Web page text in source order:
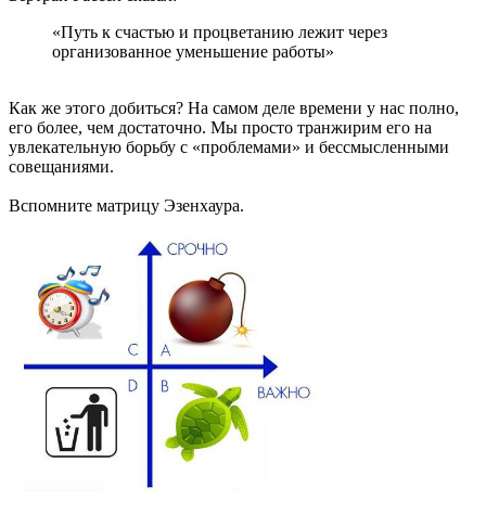
«Путь к счастью и процветанию лежит через
организованное уменьшение работы»
Как же этого добиться? На самом деле времени у нас полно,
его более, чем достаточно. Мы просто транжирим его на
увлекательную борьбу с «проблемами» и бессмысленными
совещаниями.
Вспомните матрицу Эзенхаура.